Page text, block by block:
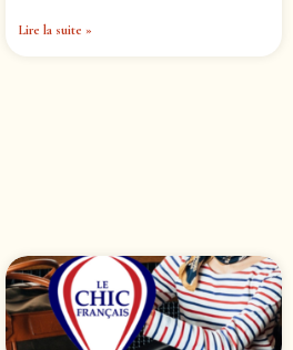
Lire la suite »